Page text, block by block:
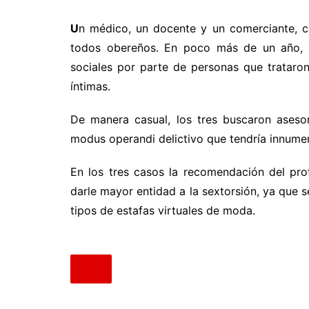
Un médico, un docente y un comerciante,
todos obereños. En poco más de un
sociales por parte de personas que
íntimas.
De manera casual, los tres buscaron
modus operandi delictivo que tendría
En los tres casos la recomendación del
darle mayor entidad a la sextorsión, ya que
tipos de estafas virtuales de moda.